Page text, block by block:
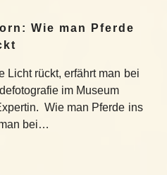
Wie man Pferde
Licht rückt, erfährt man bei
im Museum
Wie man Pferde ins
bei…